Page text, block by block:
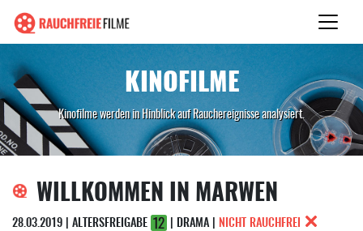
KINOFILME
Kinofilme werden in Hinblick auf Rauchereignisse analysiert.
WILLKOMMEN IN MARWEN
28.03.2019 | ALTERSFREIGABE | DRAMA | NICHT RAUCHFREI